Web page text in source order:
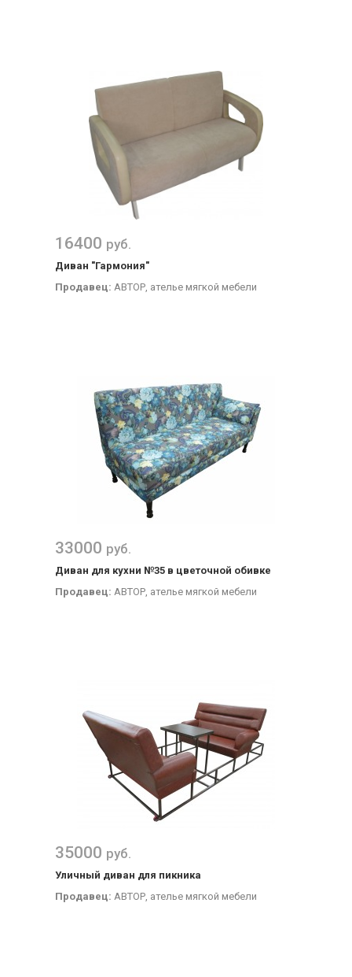
16400 руб.
Диван "Гармония"
Продавец: АВТОР, ателье мягкой мебели
33000 руб.
Диван для кухни №35 в цветочной обивке
Продавец: АВТОР, ателье мягкой мебели
35000 руб.
Уличный диван для пикника
Продавец: АВТОР, ателье мягкой мебели